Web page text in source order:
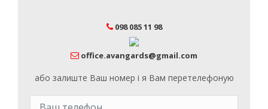
098 085 11 98
office.avangards@gmail.com
або залиште Ваш номер і я Вам перетелефоную